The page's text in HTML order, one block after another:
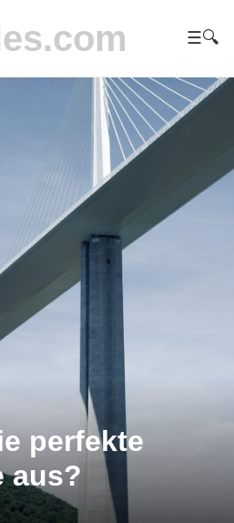
☰🔍
perfekte
aus?